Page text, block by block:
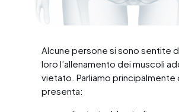
Alcune persone si sono sentite
loro l’allenamento dei muscoli
vietato. Parliamo principalmente
presenta: